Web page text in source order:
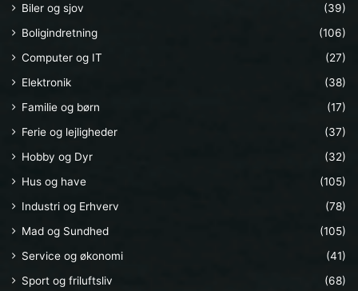
Biler og sjov
(39)
Boligindretning
(106)
Computer og IT
(27)
Elektronik
(38)
Familie og børn
(17)
Ferie og lejligheder
(37)
Hobby og Dyr
(32)
Hus og have
(105)
Industri og Erhverv
(78)
Mad og Sundhed
(105)
Service og økonomi
(41)
Sport og friluftsliv
(68)